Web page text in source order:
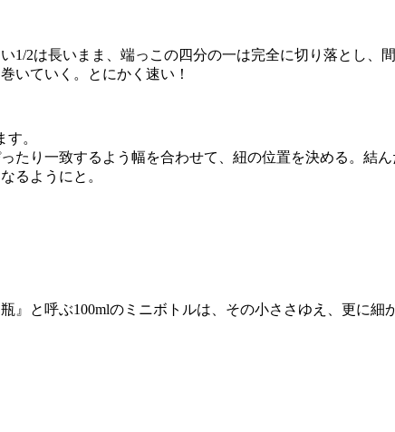
2は長いまま、端っこの四分の一は完全に切り落とし、
いていく。とにかく速い！
。
り一致するよう幅を合わせて、紐の位置を決める。結ん
るようにと。
と呼ぶ100mlのミニボトルは、その小ささゆえ、更に細